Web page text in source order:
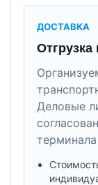
ДОСТАВКА
Деловые